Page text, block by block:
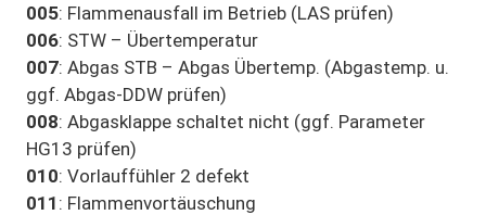
005: Flammenausfall im Betrieb (LAS prüfen)
006: STW – Übertemperatur
007: Abgas STB – Abgas Übertemp. (Abgastemp. u.
ggf. Abgas-DDW prüfen)
008: Abgasklappe schaltet nicht (ggf. Parameter
HG13 prüfen)
010: Vorlauffühler 2 defekt
011 : Flammenvortäuschung